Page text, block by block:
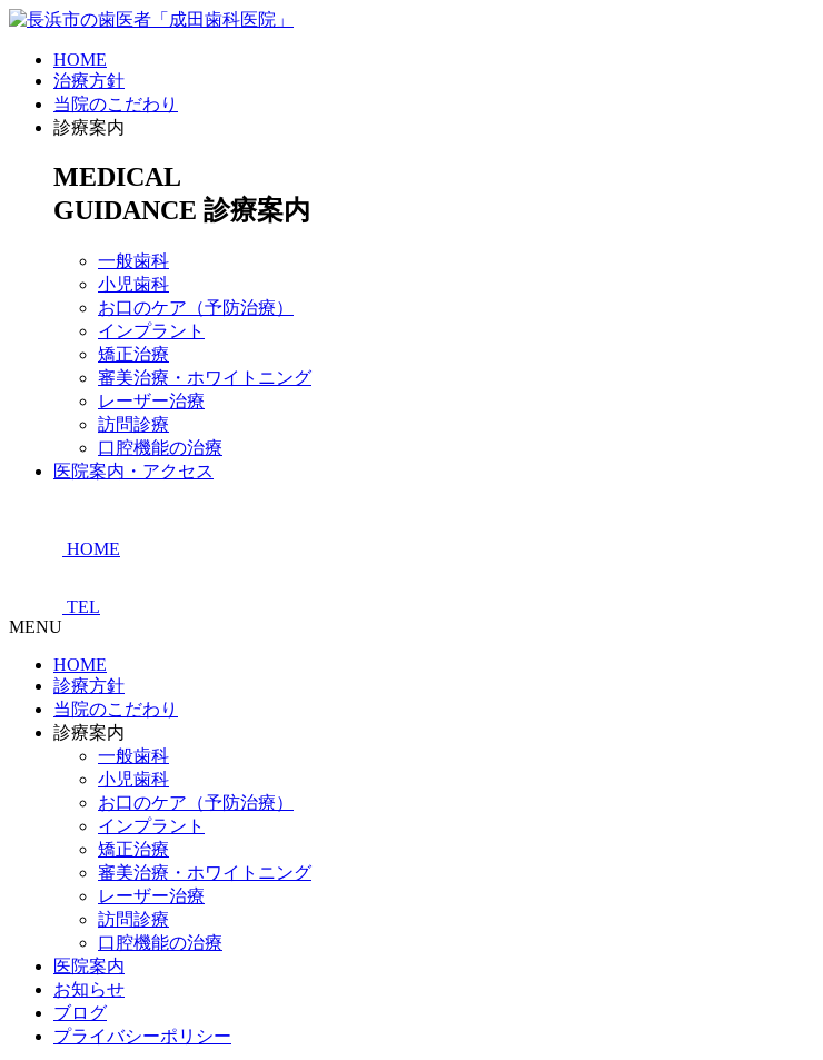
HOME
治療方針
当院のこだわり
診療案内
MEDICAL
GUIDANCE 診療案内
一般歯科
小児歯科
お口のケア（予防治療）
インプラント
矯正治療
審美治療・ホワイトニング
レーザー治療
訪問診療
口腔機能の治療
医院案内・アクセス
HOME
TEL
MENU
HOME
診療方針
当院のこだわり
診療案内
一般歯科
小児歯科
お口のケア（予防治療）
インプラント
矯正治療
審美治療・ホワイトニング
レーザー治療
訪問診療
口腔機能の治療
医院案内
お知らせ
ブログ
プライバシーポリシー